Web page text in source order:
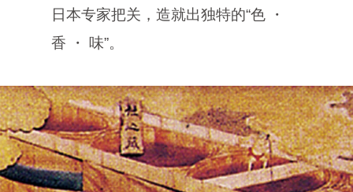
日本专家把关，造就出独特的“色 ・
香 ・ 味”。